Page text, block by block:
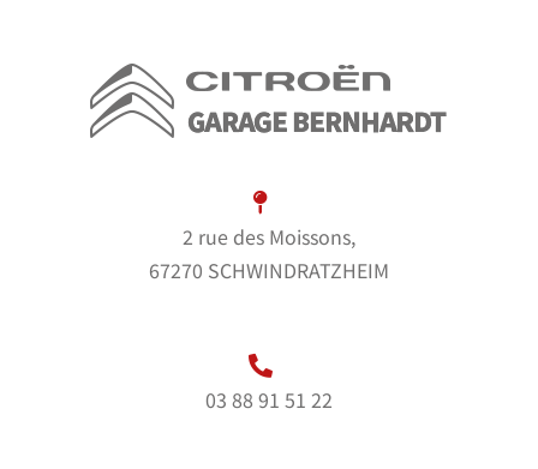
2 rue des Moissons,
67270 SCHWINDRATZHEIM
03 88 91 51 22